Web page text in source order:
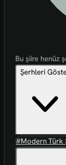
Bu şiire henüz
Şerhleri
#Modern Türk